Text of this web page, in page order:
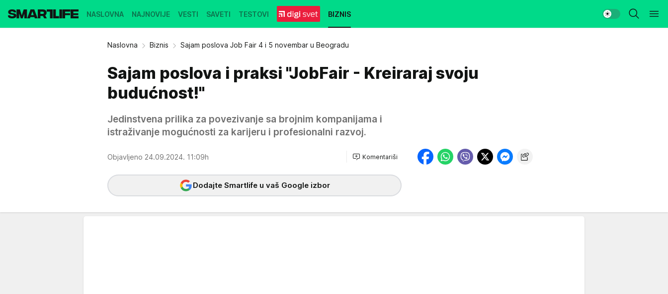
NASLOVNA NAJNOVIJE VESTI SAVETI TESTOVI BIZNIS
Naslovna Biznis Sajam poslova Job Fair 4 i 5 novembar u Beogradu
Sajam poslova i praksi "JobFair - Kreiraraj svoju
budućnost!"
Jedinstvena prilika za povezivanje sa brojnim kompanijama i
istraživanje mogućnosti za karijeru i profesionalni razvoj.
Objavljeno 24.09.2024. 11:09h Komentariši
Dodajte Smartlife u vaš Google izbor